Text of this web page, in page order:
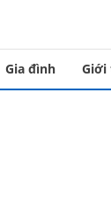
Gia đình Giới